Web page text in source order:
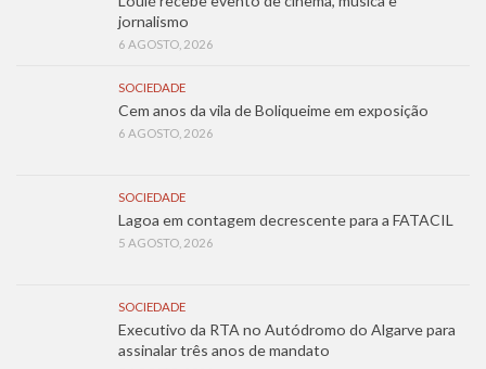
jornalismo
6 AGOSTO, 2026
SOCIEDADE
Cem anos da vila de Boliqueime em exposição
6 AGOSTO, 2026
SOCIEDADE
Lagoa em contagem decrescente para a FATACIL
5 AGOSTO, 2026
SOCIEDADE
Executivo da RTA no Autódromo do Algarve para
assinalar três anos de mandato